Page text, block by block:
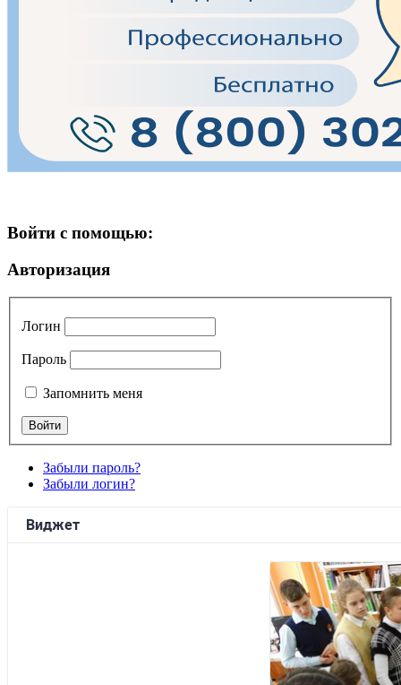
Войти с помощью:
Авторизация
Логин
Пароль
Запомнить меня
Забыли пароль?
Забыли логин?